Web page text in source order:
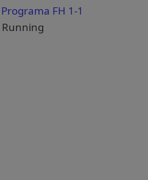
Programa FH 1-1
Running